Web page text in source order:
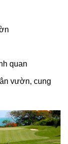
quan
vườn, cung